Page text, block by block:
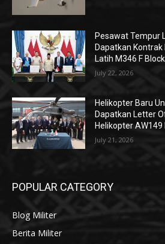
Pesawat Tempur
Dapatkan
Latih M346 F
July 22, 2026
Helikopter Baru
Dapatkan Letter
Helikopter AW149
July 21, 2026
POPULAR CATEGORY
Blog Militer
Berita Militer